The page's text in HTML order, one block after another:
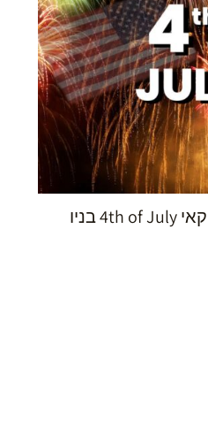
יום העצמאות האמריקאי 4th of July בניו